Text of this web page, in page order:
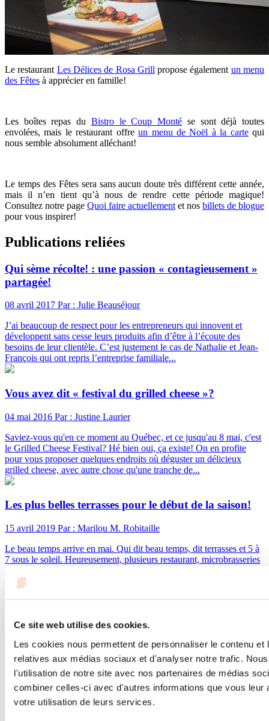
Ce site web utilise des cookies.
Les cookies nous permettent de personnaliser le contenu
relatives aux médias sociaux et d'analyser notre trafic.
l'utilisation de notre site avec nos partenaires de médias
combiner celles-ci avec d'autres informations que vous
votre utilisation de leurs services.
Le restaurant Les Délices de Rosa Grill propose également un menu
des Fêtes à apprécier en famille!
Les boîtes repas du Bistro le Coup Monté se sont déjà toutes
envolées, mais le restaurant offreun menu de Noël à la cartequi
nous semble absolument alléchant!
Le temps des Fêtes sera sans aucun doute très différent cette année,
mais il n’en tient qu’à nous de rendre cette période magique!
Consultez notre page Quoi faire actuellement et nos billets de blogue
pour vous inspirer!
Publications reliées
Qui sème récolte! : une passion « contagieusement »
partagée!
08 avril 2017 Par : Julie Beauséjour
J’ai beaucoup de respect pour les entrepreneurs qui innovent et
développent sans cesse leurs produits afin d’être à l’écoute des
besoins de leur clientèle. C’est justement le cas de Nathalie et Jean-
François qui ont repris l’entreprise familiale...
Vous avez dit « festival du grilled cheese »?
04 mai 2016 Par : Justine Laurier
Saviez-vous qu'en ce moment au Québec, et ce jusqu'au 8 mai, c'est
le Grilled Cheese Festival? Hé bien oui, ça existe! On en profite
pour vous proposer quelques endroits où déguster un délicieux
grilled cheese, avec autre chose qu'une tranche de...
Les plus belles terrasses pour le début de la saison!
15 avril 2019 Par : Marilou M. Robitaille
Le beau temps arrive en mai. Qui dit beau temps, dit terrasses et 5 à
7 sous le soleil. Heureusement, plusieurs restaurant, microbrasseries
année au plus grand plaisir de nous tous.
Menu pied de page
Séjour d'affaires
Lieux événementiels
Offre aux voyageurs étrangers